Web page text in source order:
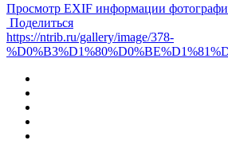
Просмотр EXIF информации
Поделиться
https://ntrib.ru/gallery/image/378-